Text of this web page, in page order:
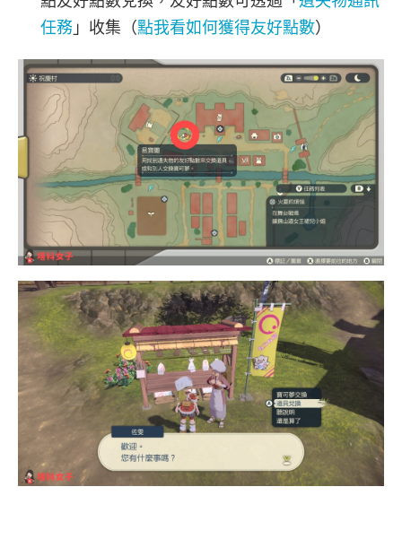
任務 」收集（點我看如何獲得友好點數）